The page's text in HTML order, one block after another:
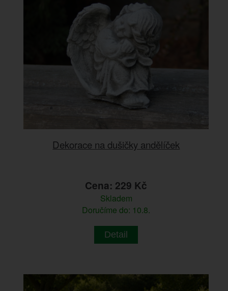
Dekorace na dušičky andělíček
Cena: 229 Kč
Skladem
Doručíme do: 10.8.
Detail